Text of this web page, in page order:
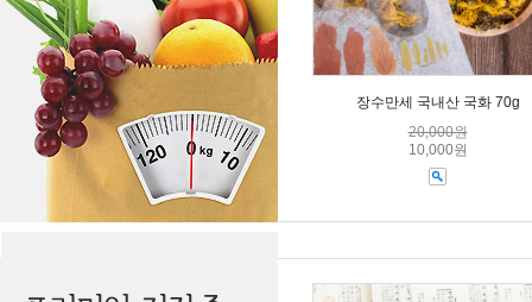
장수만세 국내산 국화 70g
20,000원
10,000원